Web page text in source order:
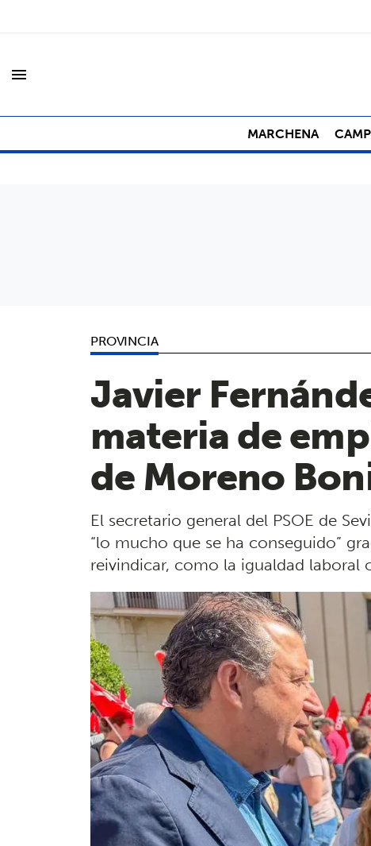
menu
MARCHENA
PROVINCIA
Javier
materia de
de Moreno
El secretario general del PSOE de
“lo mucho que se ha conseguido”
reivindicar, como la igualdad laboral